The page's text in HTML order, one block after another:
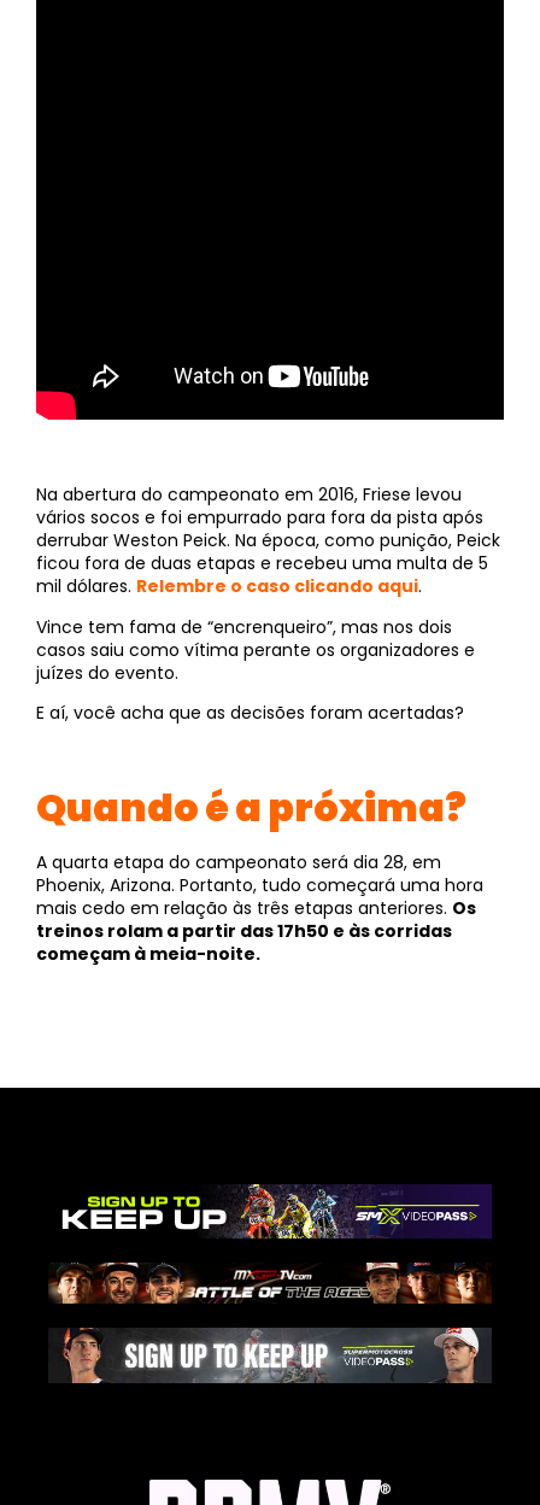
Na abertura do campeonato em 2016, Friese levou
vários socos e foi empurrado para fora da pista após
derrubar Weston Peick. Na época, como punição, Peick
ficou fora de duas etapas e recebeu uma multa de 5
mil dólares. Relembre o caso clicando aqui.
Vince tem fama de “encrenqueiro”, mas nos dois
casos saiu como vítima perante os organizadores e
juízes do evento.
E aí, você acha que as decisões foram acertadas?
Quando é a próxima?
A quarta etapa do campeonato será dia 28, em
Phoenix, Arizona. Portanto, tudo começará uma hora
mais cedo em relação às três etapas anteriores. Os
treinos rolam a partir das 17h50 e às corridas
começam à meia-noite.